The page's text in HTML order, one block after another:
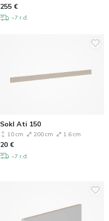
255 €
~7 r.d.
Sokl Ati 150
10 cm 200 cm 1.6 cm
20 €
~7 r.d.